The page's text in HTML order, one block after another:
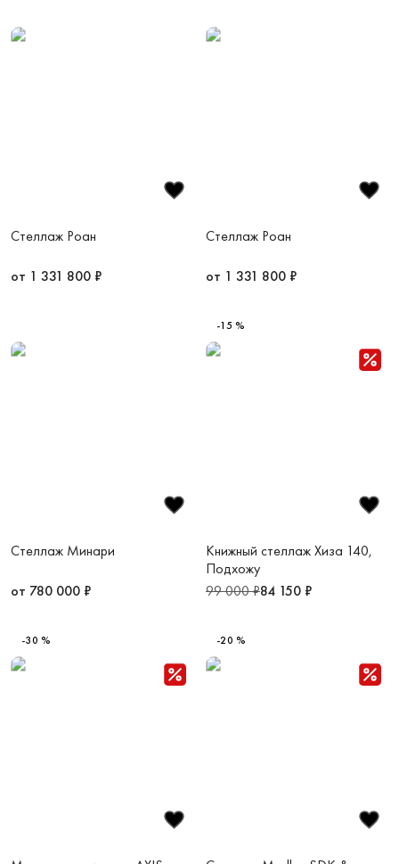
Стеллаж Роан
от 1 331 800 ₽
Стеллаж Роан
от 1 331 800 ₽
Стеллаж Минари
от 780 000 ₽
-15 %
Книжный стеллаж Хиза 140,
Подхожу
99 000 ₽84 150 ₽
-30 % -20 %